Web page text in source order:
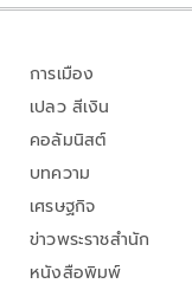
การเมือง
เปลว สีเงิน
คอลัมนิสต์
บทความ
เศรษฐกิจ
ข่าวพระราชสำนัก
หนังสือพิมพ์